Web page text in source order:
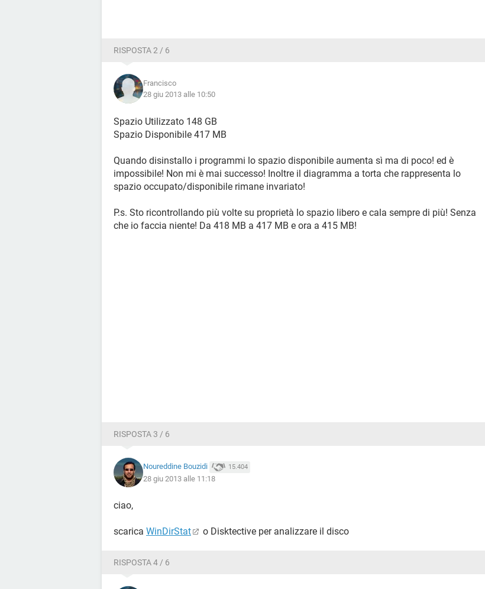
RISPOSTA 2 / 6
Francisco
28 giu 2013 alle 10:50
Spazio Utilizzato 148 GB
Spazio Disponibile 417 MB
Quando disinstallo i programmi lo spazio disponibile aumenta sì ma di poco! ed è
impossibile! Non mi è mai successo! Inoltre il diagramma a torta che rappresenta lo
spazio occupato/disponibile rimane invariato!
P.s. Sto ricontrollando più volte su proprietà lo spazio libero e cala sempre di più! Senza
che io faccia niente! Da 418 MB a 417 MB e ora a 415 MB!
RISPOSTA 3 / 6
Noureddine Bouzidi 15.404
28 giu 2013 alle 11:18
ciao,
scarica WinDirStat o Disktective per analizzare il disco
RISPOSTA 4 / 6